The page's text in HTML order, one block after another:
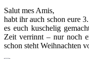
Salut mes Amis,
habt ihr auch schon eure
es euch kuschelig
Zeit verrinnt – nur noch
schon steht Weihnachten